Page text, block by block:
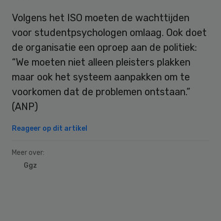
Volgens het ISO moeten de wachttijden
voor studentpsychologen omlaag. Ook doet
de organisatie een oproep aan de politiek:
“We moeten niet alleen pleisters plakken
maar ook het systeem aanpakken om te
voorkomen dat de problemen ontstaan.”
(ANP)
Reageer op dit artikel
Meer over:
Ggz